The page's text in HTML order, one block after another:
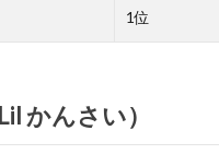
1位
かんさい）